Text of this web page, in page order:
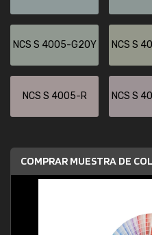
NCS S 4005-G20Y NCS S
NCS S 4005-R NCS S
COMPRAR MUESTRA DE